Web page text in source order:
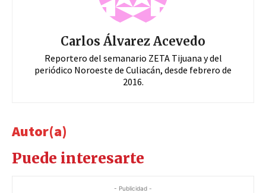
Carlos Álvarez Acevedo
Reportero del semanario ZETA Tijuana y del
periódico Noroeste de Culiacán, desde febrero de
2016.
Autor(a)
Puede interesarte
- Publicidad -